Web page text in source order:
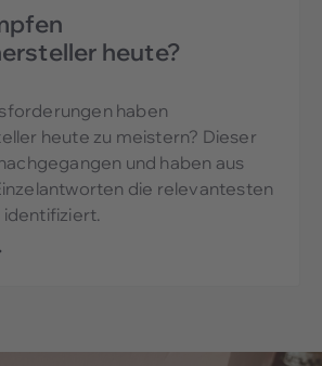
heute?
haben
heute zu meistern? Dieser
und haben aus
die relevantesten